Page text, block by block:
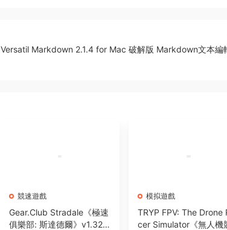
Versatil Markdown 2.1.4 for Mac 破解版 Markdown文本編
競速遊戲
Gear.Club Stradale《極速
俱樂部: 斯達德爾》v1.32.0
模拟遊戲
TRYP FPV: The Drone
cer Simulator《無人機